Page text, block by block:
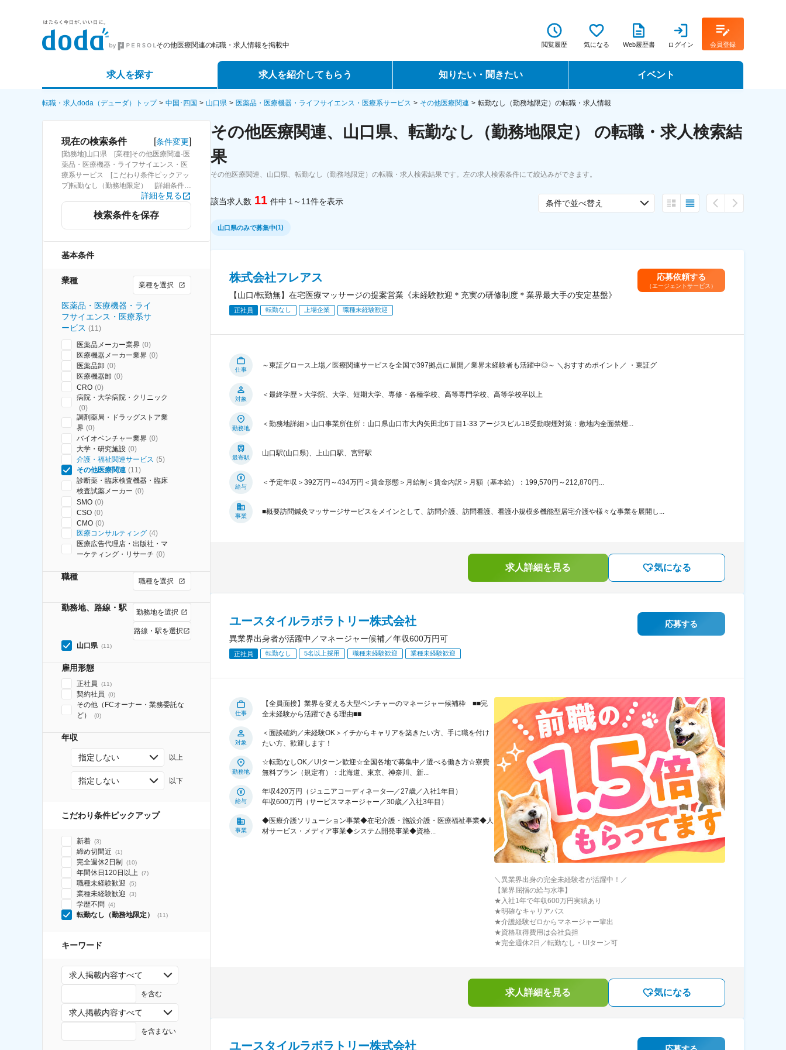
その他医療関連の転職・求人情報を掲載中 閲覧履歴 気になる Web履歴書 ログイン 会員登録
求人を探す
詳細条件から探す
求人特集から探す
求人を紹介してもらう
エージェントサービス
スカウトサービス
知りたい・聞きたい
転職ノウハウ
データで見る転職
イベント
転職イベント・転職セミナー
転職フェア
転職・求人doda（デューダ）トップ 中国･四国 山口県 医薬品・医療機器・ライフサイエンス・医療系サービス その他医療関連 転勤なし（勤務地限定）の転職・求人情報
現在の検索条件 [条件変更]
[勤務地]山口県 [業種]その他医療関連-医
薬品・医療機器・ライフサイエンス・医
療系サービス [こだわり条件ピックアッ
プ]転勤なし（勤務地限定） [詳細条件]
(募集・採用情報)転勤なし（勤務地限
定）
詳細を見る
検索条件を保存
基本条件
業種 業種を選択
医薬品・医療機器・ライ
フサイエンス・医療系サ
ービス (11)
医薬品メーカー業界 (0)
医療機器メーカー業界 (0)
医薬品卸 (0)
医療機器卸 (0)
CRO (0)
病院・大学病院・クリニック
(0)
調剤薬局・ドラッグストア業
界 (0)
バイオベンチャー業界 (0)
大学・研究施設 (0)
介護・福祉関連サービス (5)
その他医療関連 (11)
診断薬・臨床検査機器・臨床
検査試薬メーカー (0)
SMO (0)
CSO (0)
CMO (0)
医療コンサルティング (4)
医療広告代理店・出版社・マ
ーケティング・リサーチ (0)
職種 職種を選択
勤務地、路線・駅 勤務地を選択
路線・駅を選択
山口県 (11)
雇用形態
正社員 (11)
契約社員 (0)
その他（FCオーナー・業務委託な
ど）
(0)
年収
指定しない 以上
指定しない 以下
こだわり条件ピックアップ
新着 (3)
締め切間近 (1)
完全週休2日制 (10)
年間休日120日以上 (7)
職種未経験歓迎 (5)
業種未経験歓迎 (3)
学歴不問 (4)
転勤なし（勤務地限定） (11)
キーワード
求人掲載内容すべて
を含む
求人掲載内容すべて
を含まない
その他医療関連、山口県、転勤なし（勤務地限定） の転職・求人検索結
果
その他医療関連、山口県、転勤なし（勤務地限定）の転職・求人検索結果です。左の求人検索条件にて絞込みができます。
該当求人数 11 件中 1～11件を表示 条件で並べ替え
山口県のみで募集中(1)
株式会社フレアス
【山口/転勤無】在宅医療マッサージの提案営業《未経験歓迎＊充実の研修制度＊業界最大手の安定基盤》
正社員 転勤なし 上場企業 職種未経験歓迎
応募依頼する
（エージェントサービス）
仕事
～東証グロース上場／医療関連サービスを全国で397拠点に展開／業界未経験者も活躍中◎～ ＼おすすめポイント／ ・東証グ
対象
＜最終学歴＞大学院、大学、短期大学、専修・各種学校、高等専門学校、高等学校卒以上
勤務地
＜勤務地詳細＞山口事業所住所：山口県山口市大内矢田北6丁目1-33 アージスビル1B受動喫煙対策：敷地内全面禁煙...
最寄駅
山口駅(山口県)、上山口駅、宮野駅
給与
＜予定年収＞392万円～434万円＜賃金形態＞月給制＜賃金内訳＞月額（基本給）：199,570円～212,870円...
事業
■概要訪問鍼灸マッサージサービスをメインとして、訪問介護、訪問看護、看護小規模多機能型居宅介護や様々な事業を展開し...
求人詳細を見る 気になる
ユースタイルラボラトリー株式会社
異業界出身者が活躍中／マネージャー候補／年収600万円可
正社員 転勤なし 5名以上採用 職種未経験歓迎 業種未経験歓迎
応募する
仕事
【全員面接】業界を変える大型ベンチャーのマネージャー候補枠 ■■完
全未経験から活躍できる理由■■
対象
＜面談確約／未経験OK＞イチからキャリアを築きたい方、手に職を付け
たい方、歓迎します！
勤務地
☆転勤なしOK／UIターン歓迎☆全国各地で募集中／選べる働き方☆寮費
無料プラン（規定有）：北海道、東京、神奈川、新...
給与
年収420万円（ジュニアコーディネータ―／27歳／入社1年目）
年収600万円（サービスマネージャー／30歳／入社3年目）
事業
◆医療介護ソリューション事業◆在宅介護・施設介護・医療福祉事業◆人
材サービス・メディア事業◆システム開発事業◆資格...
＼異業界出身の完全未経験者が活躍中！／
【業界屈指の給与水準】
★入社1年で年収600万円実績あり
★明確なキャリアパス
★介護経験ゼロからマネージャー輩出
★資格取得費用は会社負担
★完全週休2日／転勤なし・UIターン可
求人詳細を見る 気になる
ユースタイルラボラトリー株式会社